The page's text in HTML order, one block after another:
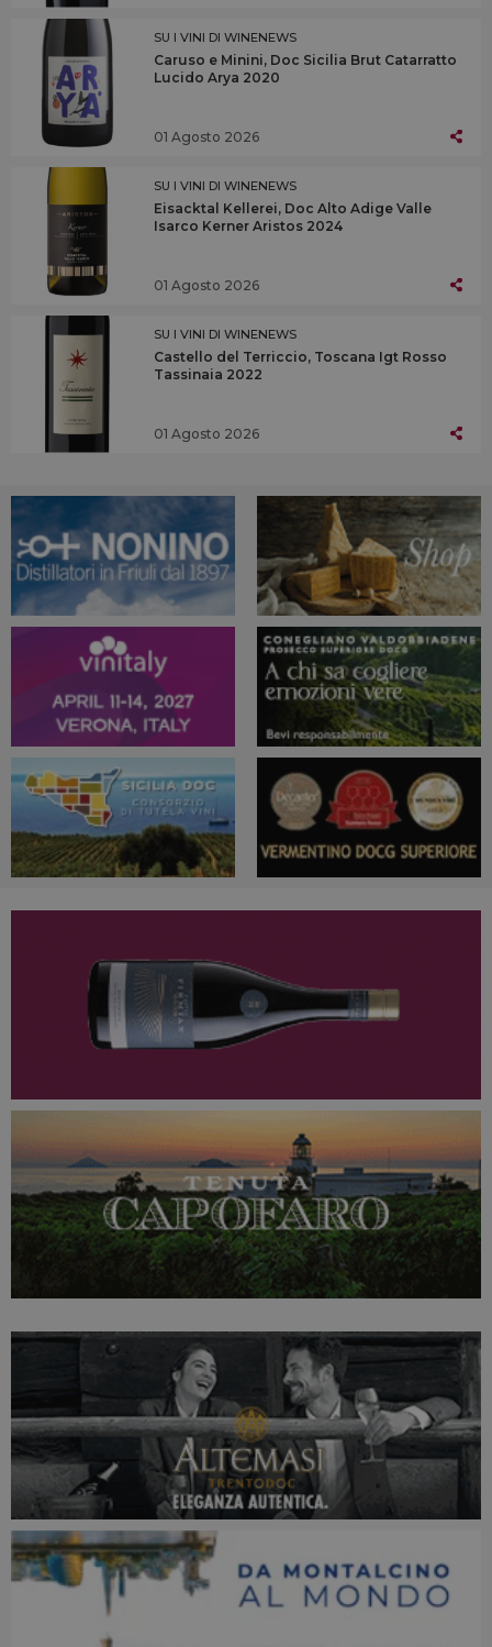
SU I VINI DI WINENEWS
Caruso e Minini, Doc Sicilia Brut Catarratto
Lucido Arya 2020
01 Agosto 2026
SU I VINI DI WINENEWS
Eisacktal Kellerei, Doc Alto Adige Valle
Isarco Kerner Aristos 2024
01 Agosto 2026
SU I VINI DI WINENEWS
Castello del Terriccio, Toscana Igt Rosso
Tassinaia 2022
01 Agosto 2026